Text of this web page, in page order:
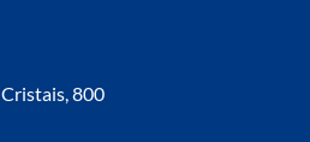
800